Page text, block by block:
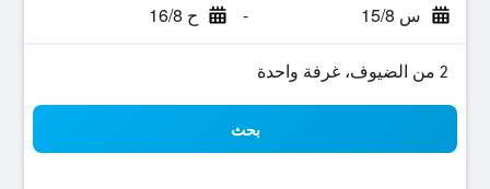
س 15/8 - ح 16/8
2 من الضيوف، غرفة واحدة
بحث